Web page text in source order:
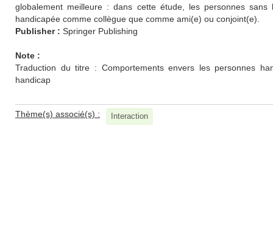
globalement meilleure : dans cette étude, les personnes
handicapée comme collègue que comme ami(e) ou conjoint(e).
Publisher : Springer Publishing
Note :
Traduction du titre : Comportements envers les personnes
handicap
Thème(s) associé(s) : Interaction